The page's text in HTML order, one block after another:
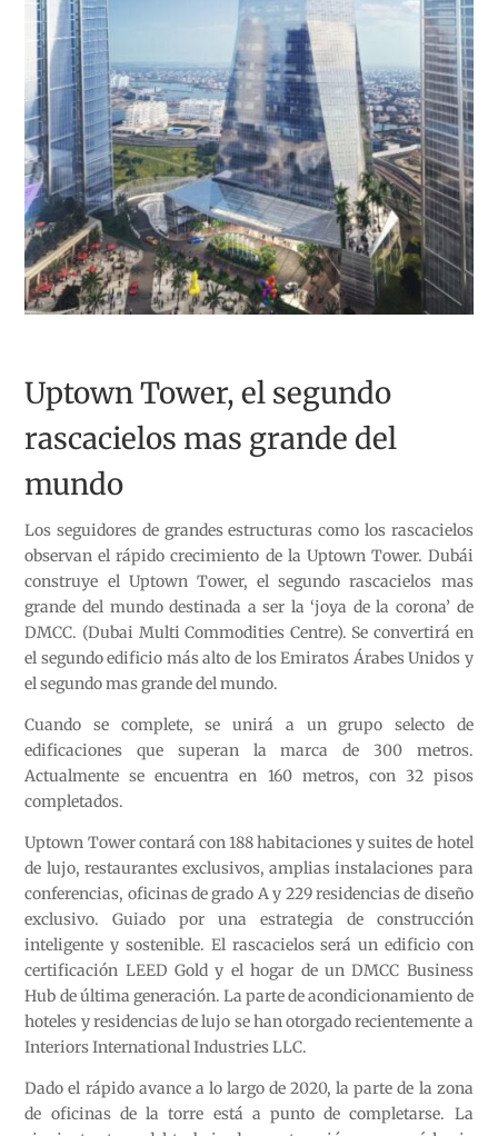
Uptown Tower, el segundo
rascacielos mas grande del
mundo
Los seguidores de grandes estructuras como los rascacielos
observan el rápido crecimiento de la Uptown Tower. Dubái
construye el Uptown Tower, el segundo rascacielos mas
grande del mundo destinada a ser la ‘joya de la corona’ de
DMCC. (Dubai Multi Commodities Centre). Se convertirá en
el segundo edificio más alto de los Emiratos Árabes Unidos y
el segundo mas grande del mundo.
Cuando se complete, se unirá a un grupo selecto de
edificaciones que superan la marca de 300 metros.
Actualmente se encuentra en 160 metros, con 32 pisos
completados.
Uptown Tower contará con 188 habitaciones y suites de hotel
de lujo, restaurantes exclusivos, amplias instalaciones para
conferencias, oficinas de grado A y 229 residencias de diseño
exclusivo. Guiado por una estrategia de construcción
inteligente y sostenible. El rascacielos será un edificio con
certificación LEED Gold y el hogar de un DMCC Business
Hub de última generación. La parte de acondicionamiento de
hoteles y residencias de lujo se han otorgado recientemente a
Interiors International Industries LLC.
Dado el rápido avance a lo largo de 2020, la parte de la zona
de oficinas de la torre está a punto de completarse. La